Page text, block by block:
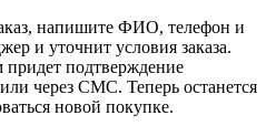
напишите ФИО, телефон и
и уточнит условия заказа.
придет подтверждение
через СМС. Теперь останется
новой покупке.